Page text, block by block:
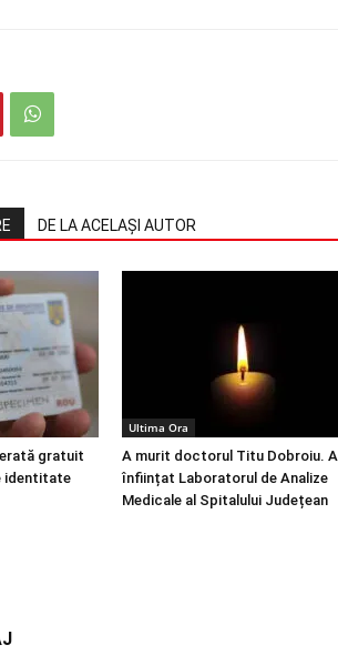
DE LA ACELAȘI AUTOR
gratuit
identitate
Ultima Ora
A murit doctorul Titu Dobroiu. A
înființat Laboratorul de Analize
Medicale al Spitalului Județean